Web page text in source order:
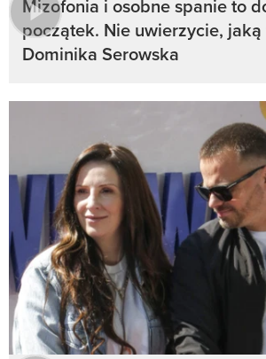
Mizofonia i osobne spanie to
początek. Nie uwierzycie,
Dominika Serowska